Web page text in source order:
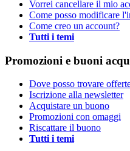
Vorrei cancellare il mio
Come posso modificare
Come creo un account?
Tutti i temi
Promozioni e buoni
Dove posso trovare
Iscrizione alla newsletter
Acquistare un buono
Promozioni con omaggi
Riscattare il buono
Tutti i temi